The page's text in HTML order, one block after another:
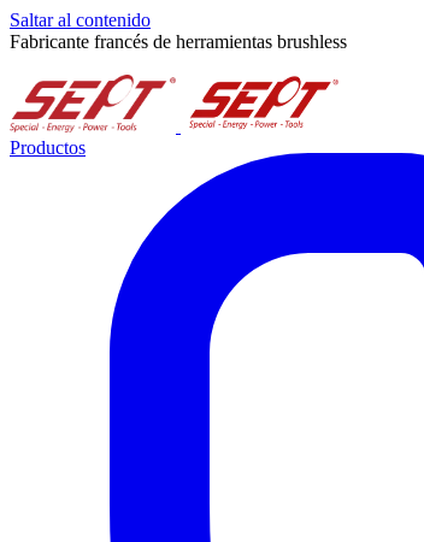
Saltar al contenido
Fabricante francés de herramientas brushless
Productos